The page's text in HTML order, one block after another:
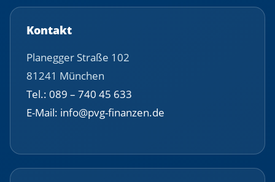
Kontakt
Planegger Straße 102
81241 München
Tel.: 089 – 740 45 633
E-Mail: info@pvg-finanzen.de